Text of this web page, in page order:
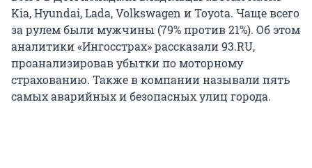
Kia, Hyundai, Lada, Volkswagen и Toyota. Чаще всего
за рулем были мужчины (79% против 21%). Об этом
аналитики «Ингосстрах» рассказали 93.RU,
проанализировав убытки по моторному
страхованию. Также в компании называли пять
самых аварийных и безопасных улиц города.